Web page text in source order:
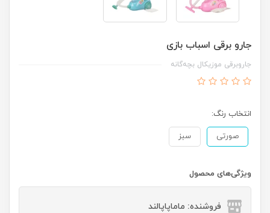
جارو برقی اسباب بازی
جاروبرقی موزیکال بچه‌گانه
انتخاب رنگ:
صورتی سبز
ویژگی‌های محصول
فروشنده: ماماپاپالند